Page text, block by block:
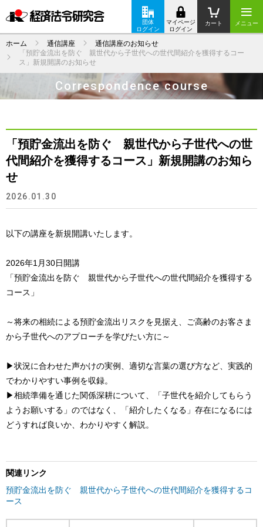
メニュー
カート
マイページ
ログイン
団体
ログイン
ホーム 通信講座
通信講座のお知らせ
「預貯金流出を防ぐ 親世代から子世代への世代間紹介を獲得するコー
ス」新規開講のお知らせ
Correspondence course
「預貯金流出を防ぐ 親世代から子世代への世
代間紹介を獲得するコース」新規開講のお知ら
せ
2026.01.30
以下の講座を新規開講いたします。
2026年1月30日開講
「預貯金流出を防ぐ 親世代から子世代への世代間紹介を獲得する
コース」
～将来の相続による預貯金流出リスクを見据え、ご高齢のお客さま
から子世代へのアプローチを学びたい方に～
▶状況に合わせた声かけの実例、適切な言葉の選び方など、実践的
でわかりやすい事例を収録。
▶相続準備を通じた関係深耕について、「子世代を紹介してもらう
ようお願いする」のではなく、「紹介したくなる」存在になるには
どうすれば良いか、わかりやすく解説。
関連リンク
預貯金流出を防ぐ 親世代から子世代への世代間紹介を獲得するコ
ース